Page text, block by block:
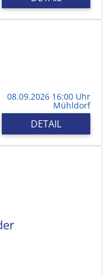
08.09.2026 16:00 Uhr
Mühldorf
DETAIL